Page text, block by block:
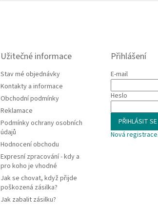
Užitečné informace
Stav mé objednávky
Kontakty a informace
Obchodní podmínky
Reklamace
Podmínky ochrany osobních
údajů
Hodnocení obchodu
Expresní zpracování - kdy a
pro koho je vhodné
Jak se chovat, když přijde
poškozená zásilka?
Jak zabalit zásilku?
Přihlášení
E-mail
Heslo
PŘIHLÁSIT SE
Nová registrace